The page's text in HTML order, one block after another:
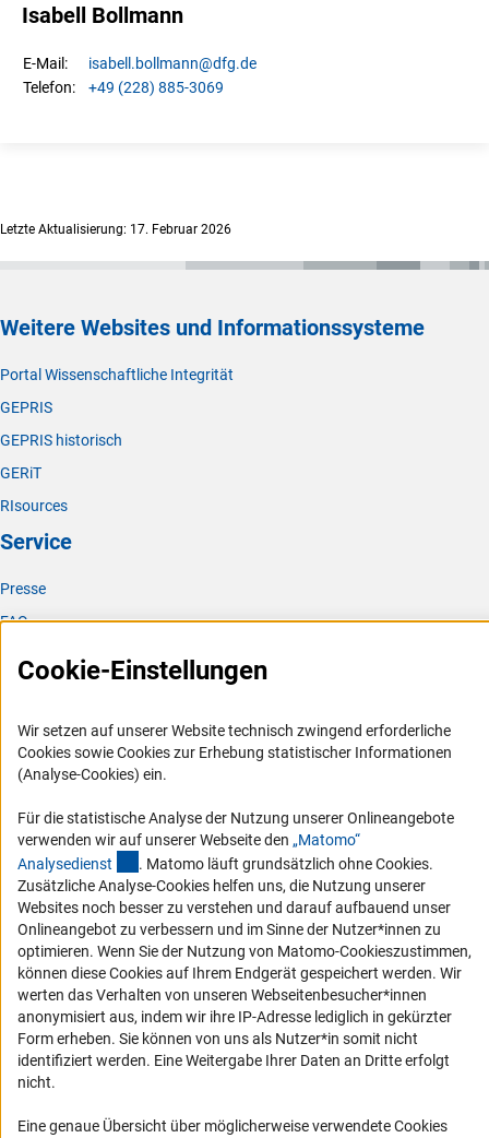
Isabell Bollmann
E-Mail: isabell.bollmann@dfg.de
Telefon:
+49 (228) 885-3069
Letzte Aktualisierung: 17. Februar 2026
Weitere Websites und Informationssysteme
Portal Wissenschaftliche Integrität
GEPRIS
GEPRIS historisch
GERiT
RIsources
Service
Presse
FAQ
Compliance
Vergabeverfahren
Barrierefreiheit
Service und Informationen für Menschen mit Behinderungen
Erklärung zur Barrierefreiheit
Barriere melden
DFG-aktuell
Erhalten Sie Neuigkeiten aus der DFG direkt in Ihr Mailpostfach oder
schauen Sie sich die Ausgaben online an.
Cookie-Einstellungen
Wir setzen auf unserer Website technisch zwingend erforderliche
Cookies sowie Cookies zur Erhebung statistischer Informationen
(Analyse-Cookies) ein.
Für die statistische Analyse der Nutzung unserer Onlineangebote
verwenden wir auf unserer Webseite den „Matomo“
Analysedienst (externer Link)
. Matomo läuft grundsätzlich ohne Cookies.
Zusätzliche Analyse-Cookies helfen uns, die Nutzung unserer
Websites noch besser zu verstehen und darauf aufbauend unser
Onlineangebot zu verbessern und im Sinne der Nutzer*innen zu
optimieren. Wenn Sie der Nutzung von Matomo-Cookieszustimmen,
können diese Cookies auf Ihrem Endgerät gespeichert werden. Wir
werten das Verhalten von unseren Webseitenbesucher*innen
anonymisiert aus, indem wir ihre IP-Adresse lediglich in gekürzter
Form erheben. Sie können von uns als Nutzer*in somit nicht
identifiziert werden. Eine Weitergabe Ihrer Daten an Dritte erfolgt
nicht.
Eine genaue Übersicht über möglicherweise verwendete Cookies